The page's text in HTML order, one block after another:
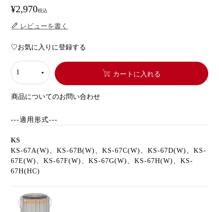
¥2,970税込
レビューを書く
お気に入りに登録する
カートに入れる
商品についてのお問い合わせ
---適用形式---
KS
KS-67A(W)、KS-67B(W)、KS-67C(W)、KS-67D(W)、KS-
67E(W)、KS-67F(W)、KS-67G(W)、KS-67H(W)、KS-
67H(HC)